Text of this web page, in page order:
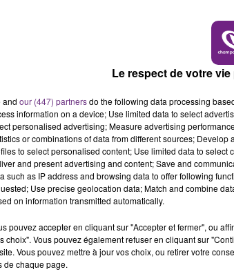
s’affiche aussi cette année avec le
le nombre d’élèves à douze.
évoque ses objectifs :
côté des parents :
Le respect de votre
and our (447) partnersdo the following data processing
information on a device; Use limited data to select
personalised advertising; Measure advertising
or combinations of data from different sources;
to select personalised content; Use limited data to select
and present advertising and content; Save and
such as IP address and browsing data to offer following
Use precise geolocation data; Match and combine
on information transmitted automatically.
pouvez accepter en cliquant sur "Accepter et fermer", ou
choix". Vous pouvez également refuser en cliquant sur
Vous pouvez mettre à jour vos choix, ou retirer votre
de chaque page.